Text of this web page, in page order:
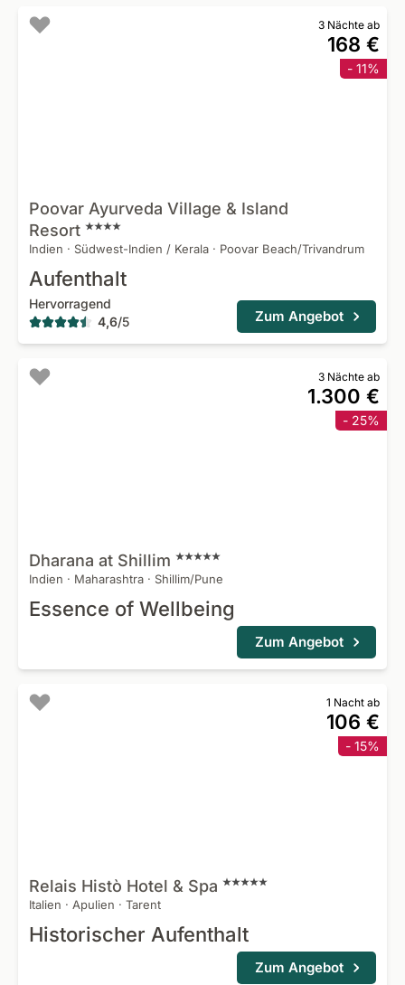
3 Nächte ab
168 €
- 11%
Poovar Ayurveda Village & Island
Resort
Indien · Südwest-Indien / Kerala · Poovar Beach/Trivandrum
Aufenthalt
Hervorragend
4,6/5 Zum Angebot
3 Nächte ab
1.300 €
- 25%
Dharana at Shillim
Indien · Maharashtra · Shillim/Pune
Essence of Wellbeing
Zum Angebot
1 Nacht ab
106 €
- 15%
Relais Histò Hotel & Spa
Italien · Apulien · Tarent
Historischer Aufenthalt
Zum Angebot